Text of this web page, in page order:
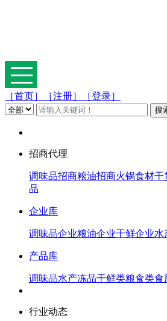
［首页］ ［注册］ ［登录］
招商代理
调味品招商粮油招商火锅食材干
品
企业库
调味品企业粮油企业干鲜企业水
产品库
调味品水产冻品干鲜类粮食类食
行业动态